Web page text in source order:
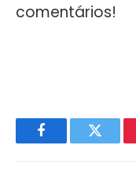
comentários!
FacebookTwitter